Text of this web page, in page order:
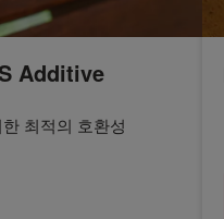
Additive
최적의 호환성